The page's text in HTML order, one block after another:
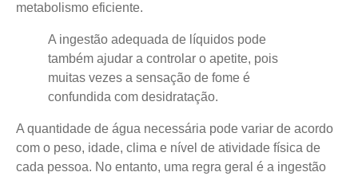
metabolismo eficiente.
A ingestão adequada de líquidos pode
também ajudar a controlar o apetite, pois
muitas vezes a sensação de fome é
confundida com desidratação.
A quantidade de água necessária pode variar de acordo
com o peso, idade, clima e nível de atividade física de
cada pessoa. No entanto, uma regra geral é a ingestão